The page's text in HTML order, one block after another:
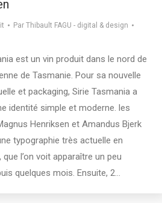
Par Thibault FAGU - digital & design
est un vin produit dans le nord de
de Tasmanie. Pour sa nouvelle
et packaging, Sirie Tasmania a
identité simple et moderne. les
Henriksen et Amandus Bjerk
typographie très actuelle en
que l’on voit apparaître un peu
quelques mois. Ensuite, 2…